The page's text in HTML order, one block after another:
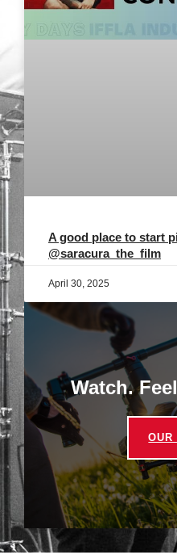
A good place to start
@saracura_the_film
April 30, 2025
Watch.
OUR